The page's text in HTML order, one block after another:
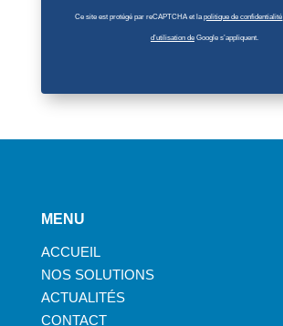
Ce site est protégé par reCAPTCHA et lapolitique de confidentialité
d’utilisation deGoogle s’appliquent.
MENU
ACCUEIL
NOS SOLUTIONS
ACTUALITÉS
CONTACT